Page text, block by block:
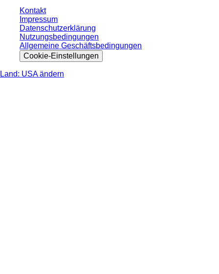
Kontakt
Impressum
Datenschutzerklärung
Nutzungsbedingungen
Allgemeine Geschäftsbedingungen
Cookie-Einstellungen
Land: USA ändern